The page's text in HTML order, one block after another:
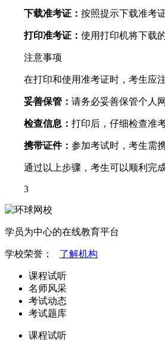
下载准考证： 按照提示下载准考
打印准考证： 使用打印机将下载
注意事项
在打印和使用准考证时，考生应
妥善保管： 请务必妥善保管个人
检查信息： 打印后，仔细检查准
携带证件： 参加考试时，考生需
通过以上步骤，考生可以顺利完
3
学员为中心的在线教育平台
学校荣誉： 了解机构
课程试听
名师风采
考试动态
考试题库
课程试听